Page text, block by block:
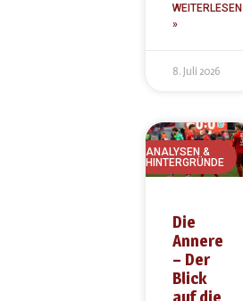
WEITERLESEN
»
8. Juli 2026
ANALYSEN &
HINTERGRÜNDE
Die
Annere
– Der
Blick
auf die